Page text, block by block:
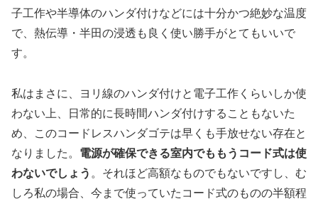
子工作や半導体のハンダ付けなどには十分かつ絶妙な温度
で、熱伝導・半田の浸透も良く使い勝手がとてもいいで
す。
私はまさに、ヨリ線のハンダ付けと電子工作くらいしか使
わない上、日常的に長時間ハンダ付けすることもないた
め、このコードレスハンダゴテは早くも手放せない存在と
なりました。 電源が確保できる室内でももうコード式は使
わないでしょう 。それほど高額なものでもないですし、む
しろ私の場合、今まで使っていたコード式のものの半額程